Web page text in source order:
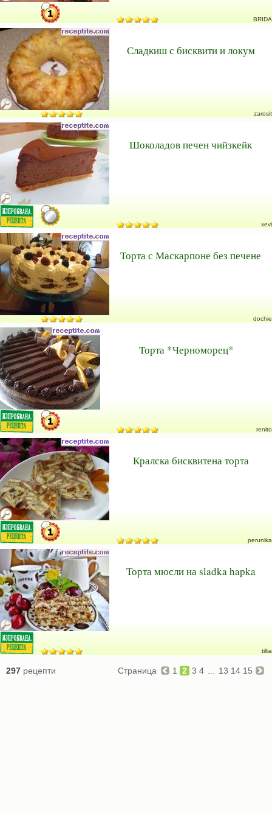
BRIDA
Сладкиш с бисквити и локум
zarosit
Шоколадов печен чийзкейк
xevi
Торта с Маскарпоне без печене
dochie
Торта *Черноморец*
renito
Кралска бисквитена торта
perunika
Торта мюсли на sladka hapka
tillia
297 рецепти Страница 1 2 3 4 13 14 15